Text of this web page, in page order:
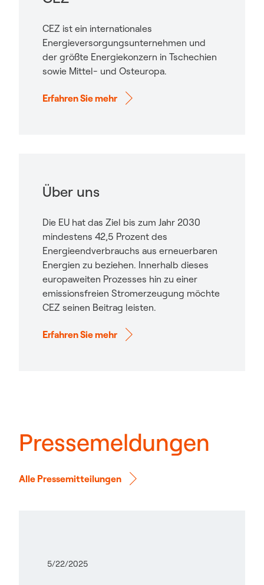
CEZ ist ein internationales
Energieversorgungsunternehmen und
der größte Energiekonzern in Tschechien
sowie Mittel- und Osteuropa.
Erfahren Sie mehr
Über uns
Die EU hat das Ziel bis zum Jahr 2030
mindestens 42,5 Prozent des
Energieendverbrauchs aus erneuerbaren
Energien zu beziehen. Innerhalb dieses
europaweiten Prozesses hin zu einer
emissionsfreien Stromerzeugung möchte
CEZ seinen Beitrag leisten.
Erfahren Sie mehr
Pressemeldungen
Alle Pressemitteilungen
5/22/2025